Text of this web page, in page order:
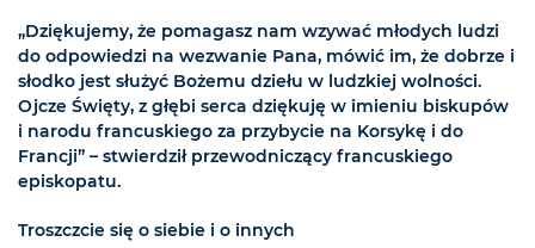
„Dziękujemy, że pomagasz nam wzywać młodych ludzi
do odpowiedzi na wezwanie Pana, mówić im, że dobrze i
słodko jest służyć Bożemu dziełu w ludzkiej wolności.
Ojcze Święty, z głębi serca dziękuję w imieniu biskupów
i narodu francuskiego za przybycie na Korsykę i do
Francji” – stwierdził przewodniczący francuskiego
episkopatu.
Troszczcie się o siebie i o innych